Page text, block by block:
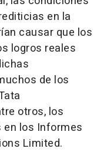
en la
causar que los
logros reales
de los
otros, los
los Informes
Limited.